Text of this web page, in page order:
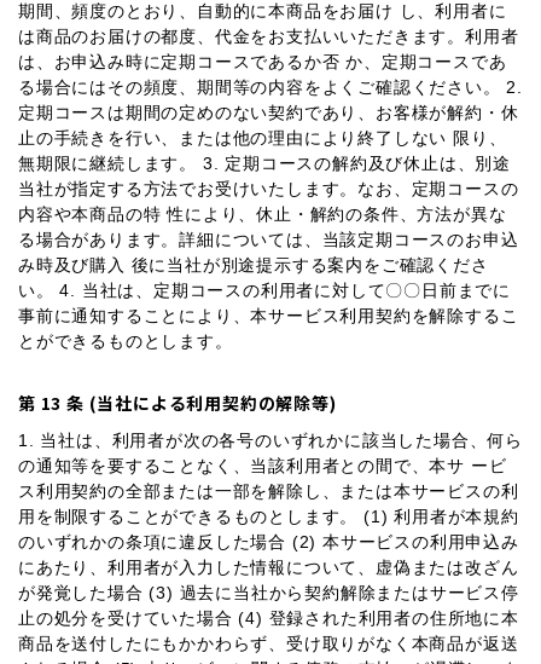
期間、頻度のとおり、自動的に本商品をお届け し、利用者に
は商品のお届けの都度、代金をお支払いいただきます。利用者
は、お申込み時に定期コースであるか否 か、定期コースであ
る場合にはその頻度、期間等の内容をよくご確認ください。 2.
定期コースは期間の定めのない契約であり、お客様が解約・休
止の手続きを行い、または他の理由により終了しない 限り、
無期限に継続します。 3. 定期コースの解約及び休止は、別途
当社が指定する方法でお受けいたします。なお、定期コースの
内容や本商品の特 性により、休止・解約の条件、方法が異な
る場合があります。詳細については、当該定期コースのお申込
み時及び購入 後に当社が別途提示する案内をご確認くださ
い。 4. 当社は、定期コースの利用者に対して〇〇日前までに
事前に通知することにより、本サービス利用契約を解除するこ
とができるものとします。
第 13 条 (当社による利用契約の解除等)
1. 当社は、利用者が次の各号のいずれかに該当した場合、何ら
の通知等を要することなく、当該利用者との間で、本サ ービ
ス利用契約の全部または一部を解除し、または本サービスの利
用を制限することができるものとします。 (1) 利用者が本規約
のいずれかの条項に違反した場合 (2) 本サービスの利用申込み
にあたり、利用者が入力した情報について、虚偽または改ざん
が発覚した場合 (3) 過去に当社から契約解除またはサービス停
止の処分を受けていた場合 (4) 登録された利用者の住所地に本
商品を送付したにもかかわらず、受け取りがなく本商品が返送